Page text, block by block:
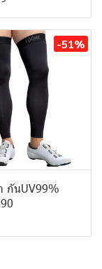
-51%
กันUV99%